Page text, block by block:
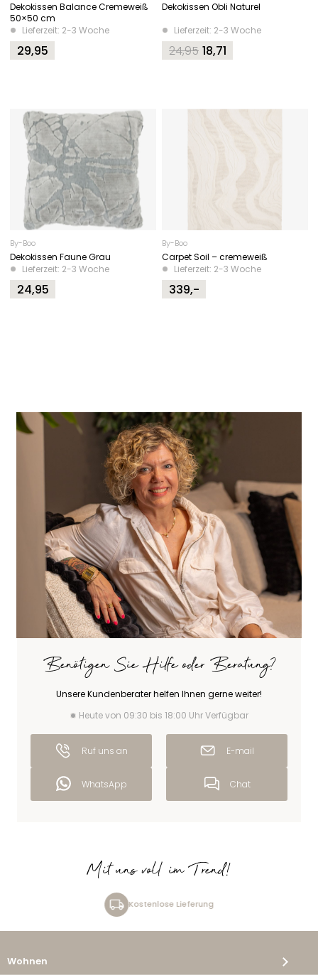
Dekokissen Balance Cremeweiß
50×50 cm
Lieferzeit: 2-3 Woche
29,95
Dekokissen Obli Naturel
Lieferzeit: 2-3 Woche
24,95
Original18,71
Current
By-Boo
Dekokissen Faune Grau
Lieferzeit: 2-3 Woche
24,95
By-Boo
Carpet Soil – cremeweiß
Lieferzeit: 2-3 Woche
339,-
Benötigen Sie Hilfe oder Beratung?
Unsere Kundenberater helfen Ihnen gerne weiter!
Heute von 09:30 bis 18:00 Uhr Verfügbar
Ruf uns an E-mail
WhatsApp Chat
Mit uns voll im Trend!
Kostenlose Lieferung
Wohnen